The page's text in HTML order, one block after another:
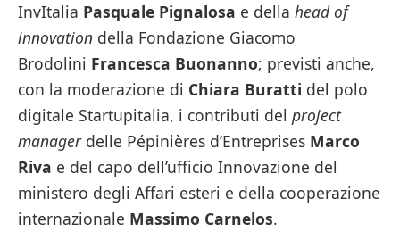
InvItalia Pasquale Pignalosa e della head of
innovation della Fondazione Giacomo
Brodolini Francesca Buonanno; previsti anche,
con la moderazione di Chiara Buratti del polo
digitale Startupitalia, i contributi del project
managerdelle Pépinières d’Entreprises Marco
Riva e del capo dell’ufficio Innovazione del
ministero degli Affari esteri e della cooperazione
internazionale Massimo Carnelos.